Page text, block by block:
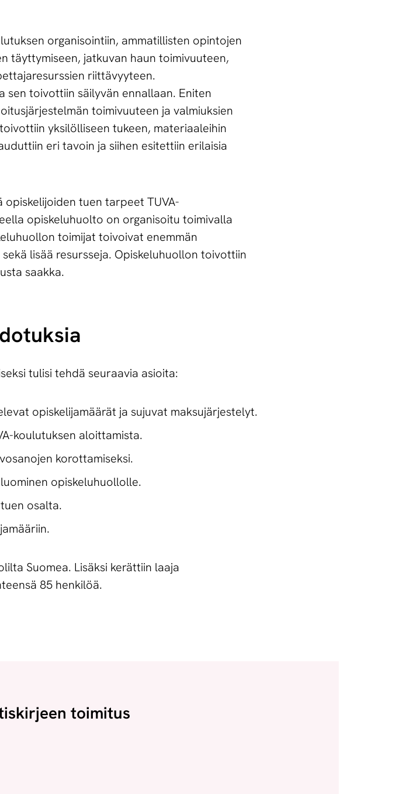
organisointiin, ammatillisten opintojen
täyttymiseen, jatkuvan haun toimivuuteen,
riittävyyteen.
toivottiin säilyvän ennallaan. Eniten
toimivuuteen ja valmiuksien
yksilölliseen tukeen, materiaaleihin
eri tavoin ja siihen esitettiin erilaisia
tuen tarpeet TUVA-
opiskeluhuolto on organisoitu toimivalla
toimijat toivoivat enemmän
lisää resursseja. Opiskeluhuollon toivottiin
saakka.
tulisi tehdä seuraavia asioita:
opiskelijamäärät ja sujuvat maksujärjestelyt.
koulutuksen aloittamista.
korottamiseksi.
opiskeluhuollolle.
osalta.
Suomea. Lisäksi kerättiin laaja
85 henkilöä.
toimitus